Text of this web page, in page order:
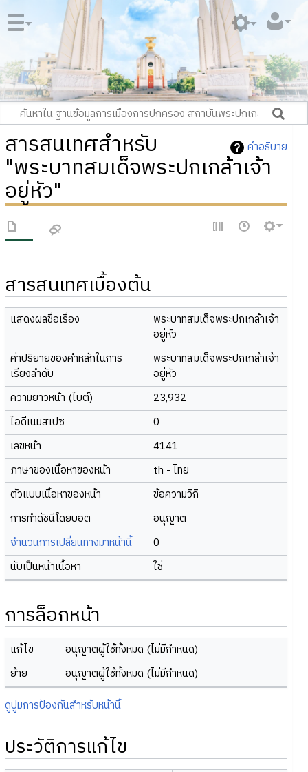
คำอธิบาย
สารสนเทศสำหรับ
"พระบาทสมเด็จพระปกเกล้าเจ้า
อยู่หัว"
สารสนเทศเบื้องต้น
แสดงผลชื่อเรื่อง
พระบาทสมเด็จพระปกเกล้าเจ้า
อยู่หัว
ค่าปริยายของคำหลักในการ
เรียงลำดับ
พระบาทสมเด็จพระปกเกล้าเจ้า
อยู่หัว
ความยาวหน้า (ไบต์)
23,932
ไอดีเนมสเปซ
0
เลขหน้า
4141
ภาษาของเนื้อหาของหน้า
th - ไทย
ตัวแบบเนื้อหาของหน้า
ข้อความวิกิ
การทำดัชนีโดยบอต
อนุญาต
จำนวนการเปลี่ยนทางมาหน้านี้
0
นับเป็นหน้าเนื้อหา
ใช่
การล็อกหน้า
แก้ไข
อนุญาตผู้ใช้ทั้งหมด (ไม่มีกำหนด)
ย้าย
อนุญาตผู้ใช้ทั้งหมด (ไม่มีกำหนด)
ดูปูมการป้องกันสำหรับหน้านี้
ประวัติการแก้ไข